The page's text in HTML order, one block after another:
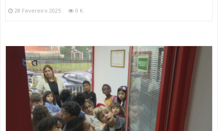
28 Fevereiro 2025 0 K